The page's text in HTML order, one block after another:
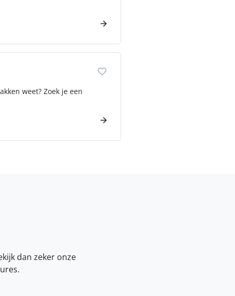
weet? Zoek je een
dan zeker onze